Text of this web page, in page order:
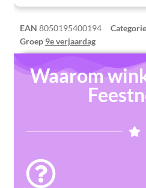
EAN 8050195400194 Categorie
Groep 9e verjaardag
Waarom